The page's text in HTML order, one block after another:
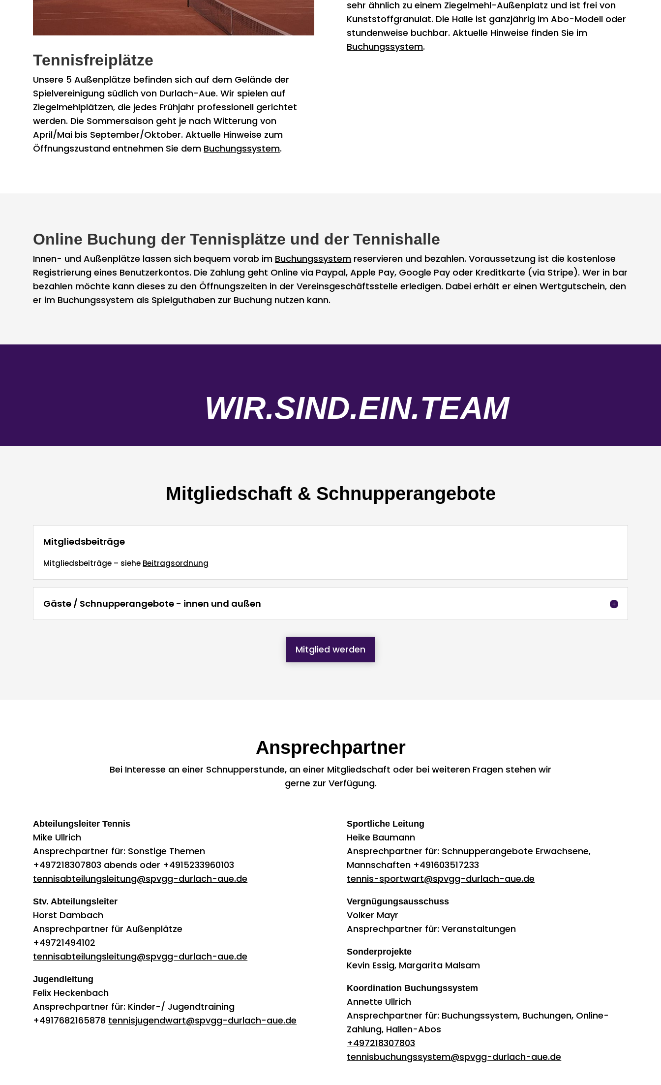
Tennisfreiplätze
Unsere 5 Außenplätze befinden sich auf dem Gelände der
Spielvereinigung südlich von Durlach-Aue. Wir spielen auf
Ziegelmehlplätzen, die jedes Frühjahr professionell gerichtet
werden. Die Sommersaison geht je nach Witterung von
April/Mai bis September/Oktober. Aktuelle Hinweise zum
Öffnungszustand entnehmen Sie dem Buchungssystem.
sehr ähnlich zu einem Ziegelmehl-Außenplatz und ist frei von
Kunststoffgranulat. Die Halle ist ganzjährig im Abo-Modell oder
stundenweise buchbar. Aktuelle Hinweise finden Sie im
Buchungssystem.
Online Buchung der Tennisplätze und der Tennishalle
Innen- und Außenplätze lassen sich bequem vorab im Buchungssystem reservieren und bezahlen. Voraussetzung ist die kostenlose
Registrierung eines Benutzerkontos. Die Zahlung geht Online via Paypal, Apple Pay, Google Pay oder Kreditkarte (via Stripe). Wer in bar
bezahlen möchte kann dieses zu den Öffnungszeiten in der Vereinsgeschäftsstelle erledigen. Dabei erhält er einen Wertgutschein, den
er im Buchungssystem als Spielguthaben zur Buchung nutzen kann.
WIR.SIND.EIN.TEAM
Mitgliedschaft & Schnupperangebote
Mitgliedsbeiträge
Mitgliedsbeiträge – siehe Beitragsordnung
Gäste / Schnupperangebote - innen und außen
Mitglied werden
Ansprechpartner
Bei Interesse an einer Schnupperstunde, an einer Mitgliedschaft oder bei weiteren Fragen stehen wir
gerne zur Verfügung.
Abteilungsleiter Tennis
Mike Ullrich
Ansprechpartner für: Sonstige Themen
+497218307803 abends oder +4915233960103
tennisabteilungsleitung@spvgg-durlach-aue.de
Stv. Abteilungsleiter
Horst Dambach
Ansprechpartner für Außenplätze
+49721494102
tennisabteilungsleitung@spvgg-durlach-aue.de
Jugendleitung
Felix Heckenbach
Ansprechpartner für: Kinder-/ Jugendtraining
+4917682165878 tennisjugendwart@spvgg-durlach-aue.de
Sportliche Leitung
Heike Baumann
Ansprechpartner für: Schnupperangebote Erwachsene,
Mannschaften +491603517233
tennis-sportwart@spvgg-durlach-aue.de
Vergnügungsausschuss
Volker Mayr
Ansprechpartner für: Veranstaltungen
Sonderprojekte
Kevin Essig, Margarita Malsam
Koordination Buchungssystem
Annette Ullrich
Ansprechpartner für: Buchungssystem, Buchungen, Online-
Zahlung, Hallen-Abos
+497218307803
tennisbuchungssystem@spvgg-durlach-aue.de